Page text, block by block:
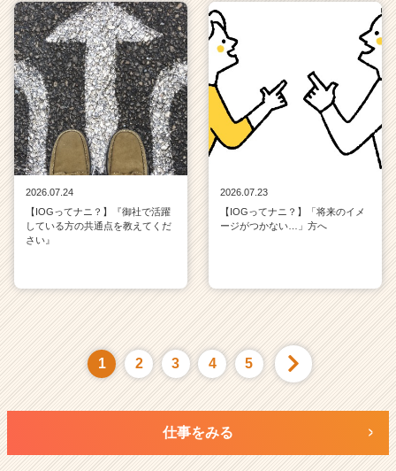
2026.07.24
【IOGってナニ？】『御社で活躍
している方の共通点を教えてくだ
さい』
2026.07.23
【IOGってナニ？】「将来のイメ
ージがつかない…」方へ
1 2 3 4 5
仕事をみる